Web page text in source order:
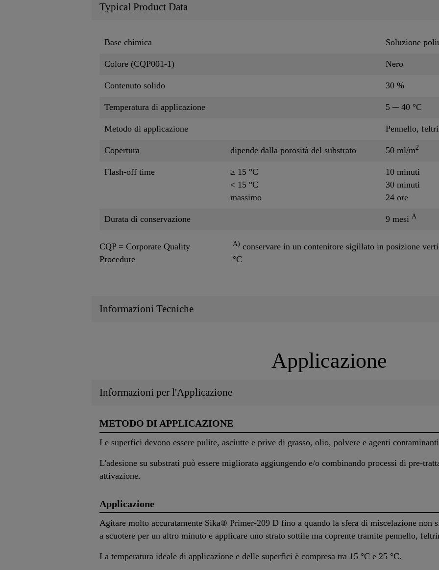
Typical Product Data
Base chimica Soluzione
Colore (CQP001-1) Nero
Contenuto solido 30 %
Temperatura di applicazione 5 ─ 40 °C
Metodo di applicazione Pennello,
Copertura dipende dalla porosità del substrato 50 ml/m2
Flash-off time
≥ 15 °C
< 15 °C
massimo
10 minuti
30 minuti
24 ore
Durata di conservazione 9 mesi A
CQP = Corporate Quality
Procedure
A) conservare in un contenitore sigillato in posizione
°C
Informazioni Tecniche
Applicazione
Informazioni per l'Applicazione
METODO DI APPLICAZIONE
Le superfici devono essere pulite, asciutte e prive di grasso, olio, polvere e agenti
L'adesione su substrati può essere migliorata aggiungendo e/o combinando processi di pre-
attivazione.
Applicazione
Agitare molto accuratamente Sika® Primer-209 D fino a quando la sfera di miscelazione non
a scuotere per un altro minuto e applicare uno strato sottile ma coprente tramite pennello,
La temperatura ideale di applicazione e delle superfici è compresa tra 15 °C e 25 °C.